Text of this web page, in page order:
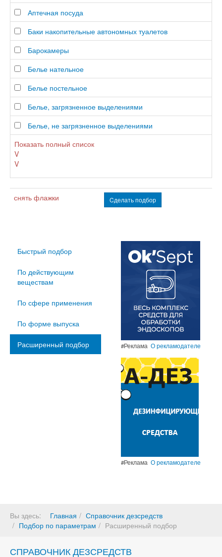
Аптечная посуда
Баки накопительные автономных туалетов
Барокамеры
Белье нательное
Белье постельное
Белье, загрязненное выделениями
Белье, не загрязненное выделениями
Показать полный список
V
V
снять флажки
Быстрый подбор
По действующим
веществам
По сфере применения
По форме выпуска
Расширенный подбор #Реклама О рекламодателе
#Реклама О рекламодателе
Вы здесь: Главная
Справочник дезсредств
Подбор по параметрам
Расширенный подбор
СПРАВОЧНИК ДЕЗСРЕДСТВ